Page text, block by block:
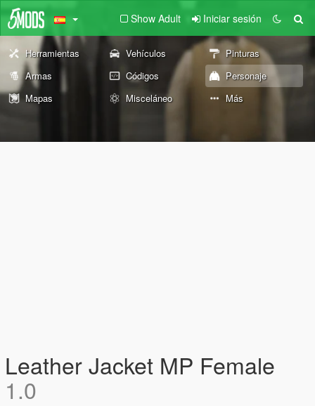
Show Adult Iniciar sesión
Herramientas Vehículos
Pinturas
Armas
Códigos
Personaje
Mapas
Misceláneo Más
Leather Jacket MP Female
1.0